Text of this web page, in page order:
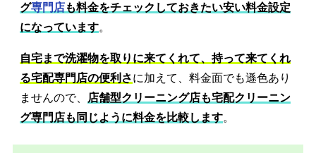
グ専門店も料金をチェックしておきたい安い料金設定
になっています。
自宅まで洗濯物を取りに来てくれて、持って来てくれ
る宅配専門店の便利さに加えて、料金面でも遜色あり
ませんので、
店舗型クリーニング店も宅配クリーニン
グ専門店も同じように料金を比較します。